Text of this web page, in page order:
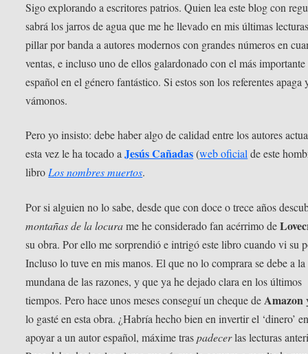
Sigo explorando a escritores patrios. Quien lea este blog con
sabrá los jarros de agua que me he llevado en mis últimas
pillar por banda a autores modernos con grandes números en
ventas, e incluso uno de ellos galardonado con el más
español en el género fantástico. Si estos son los referentes apaga
vámonos.
Pero yo insisto: debe haber algo de calidad entre los autores
esta vez le ha tocado aJesús Cañadas(web oficialde este
libroLos nombres muertos.
Por si alguien no lo sabe, desde que con doce o trece años
montañas de la locurame he considerado fan acérrimo de
su obra. Por ello me sorprendió e intrigó este libro cuando vi su
Incluso lo tuve en mis manos. El que no lo comprara se debe a la
mundana de las razones, y que ya he dejado clara en los últimos
tiempos. Pero hace unos meses conseguí un cheque de Amazon
lo gasté en esta obra. ¿Habría hecho bien en invertir el ‘dinero’
apoyar a un autor español, máxime traspadecerlas lecturas